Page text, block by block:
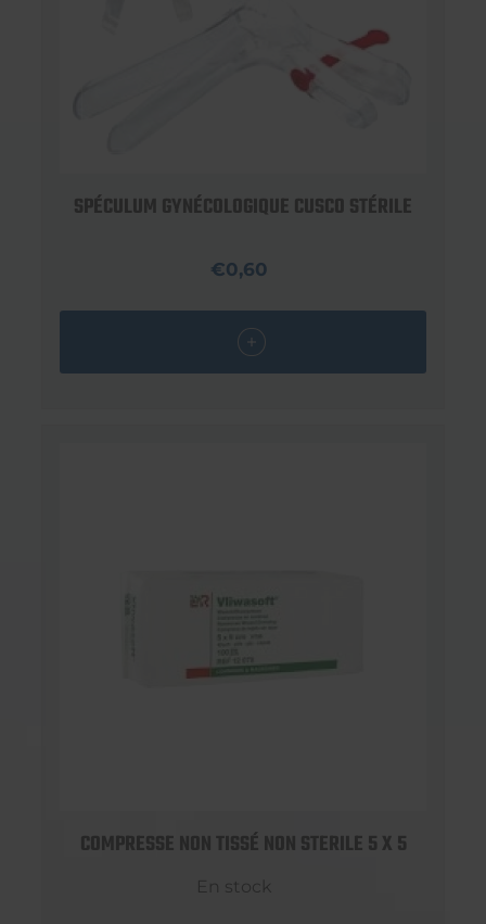
SPÉCULUM GYNÉCOLOGIQUE CUSCO STÉRILE
€0,60
COMPRESSE NON TISSÉ NON STERILE 5 X 5
En stock